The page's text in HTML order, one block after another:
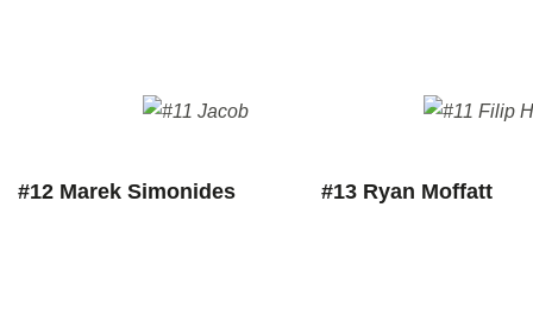
#12 Marek Simonides #13 Ryan Moffatt